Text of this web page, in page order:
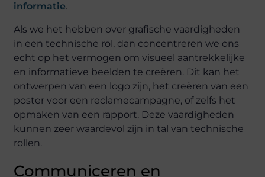
informatie.
Als we het hebben over grafische vaardigheden
in een technische rol, dan concentreren we ons
echt op het vermogen om visueel aantrekkelijke
en informatieve beelden te creëren. Dit kan het
ontwerpen van een logo zijn, het creëren van een
poster voor een reclamecampagne, of zelfs het
opmaken van een rapport. Deze vaardigheden
kunnen zeer waardevol zijn in tal van technische
rollen.
Communiceren en